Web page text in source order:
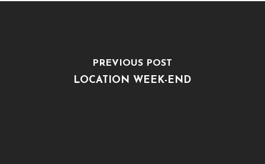
PREVIOUS POST
LOCATION WEEK-END